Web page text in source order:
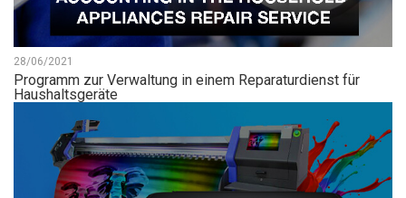
28/06/2021
Programm zur Verwaltung in einem Reparaturdienst für
Haushaltsgeräte